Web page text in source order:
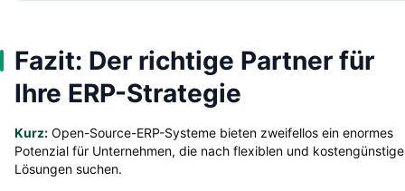
Fazit: Der richtige Partner für
Ihre ERP-Strategie
Kurz: Open-Source-ERP-Systeme bieten zweifellos ein enormes
Potenzial für Unternehmen, die nach flexiblen und
Lösungen suchen.